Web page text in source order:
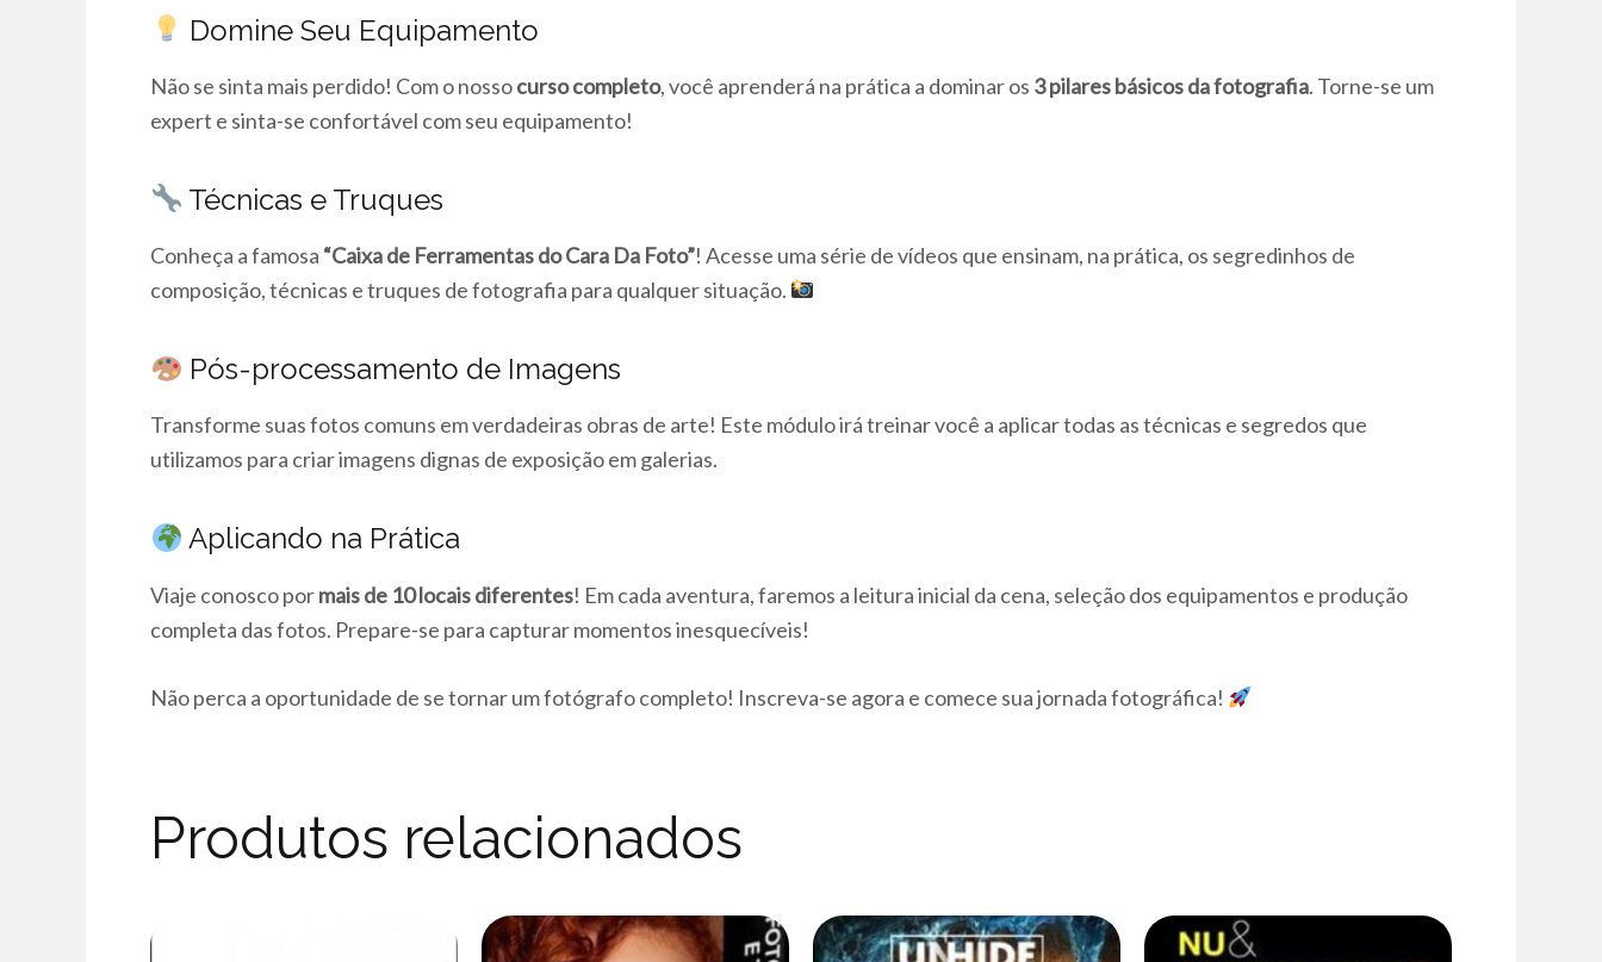
Domine Seu Equipamento
Não se sinta mais perdido! Com o nossocurso completo, você aprenderá na prática a dominar os 3 pilares básicos da fotografia. Torne-se um
expert e sinta-se confortável com seu equipamento!
Técnicas e Truques
Conheça a famosa “Caixa de Ferramentas do Cara Da Foto”! Acesse uma série de vídeos que ensinam, na prática, os segredinhos de
composição, técnicas e truques de fotografia para qualquer situação.
Pós-processamento de Imagens
Transforme suas fotos comuns em verdadeiras obras de arte! Este módulo irá treinar você a aplicar todas as técnicas e segredos que
utilizamos para criar imagens dignas de exposição em galerias.
Aplicando na Prática
Viaje conosco pormais de 10 locais diferentes! Em cada aventura, faremos a leitura inicial da cena, seleção dos equipamentos e produção
completa das fotos. Prepare-se para capturar momentos inesquecíveis!
Não perca a oportunidade de se tornar um fotógrafo completo! Inscreva-se agora e comece sua jornada fotográfica!
Produtos relacionados